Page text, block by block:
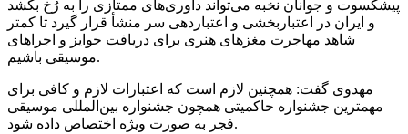
پیشکسوت و جوانان نخبه می‌تواند داوری‌های ممتازی را به رُخ بکشد
و ایران در اعتباربخشی و اعتباردهی سر منشأ قرار گیرد تا کمتر
شاهد مهاجرت مغزهای هنری برای دریافت جوایز و اجراهای
موسیقی باشیم.
مهدوی گفت: همچنین لازم است که اعتبارات لازم و کافی برای
مهمترین جشنواره حاکمیتی همچون جشنواره بین‌المللی موسیقی
فجر به صورت ویژه اختصاص داده شود.